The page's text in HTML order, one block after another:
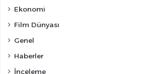
Ekonomi
Film Dünyası
Genel
Haberler
İnceleme